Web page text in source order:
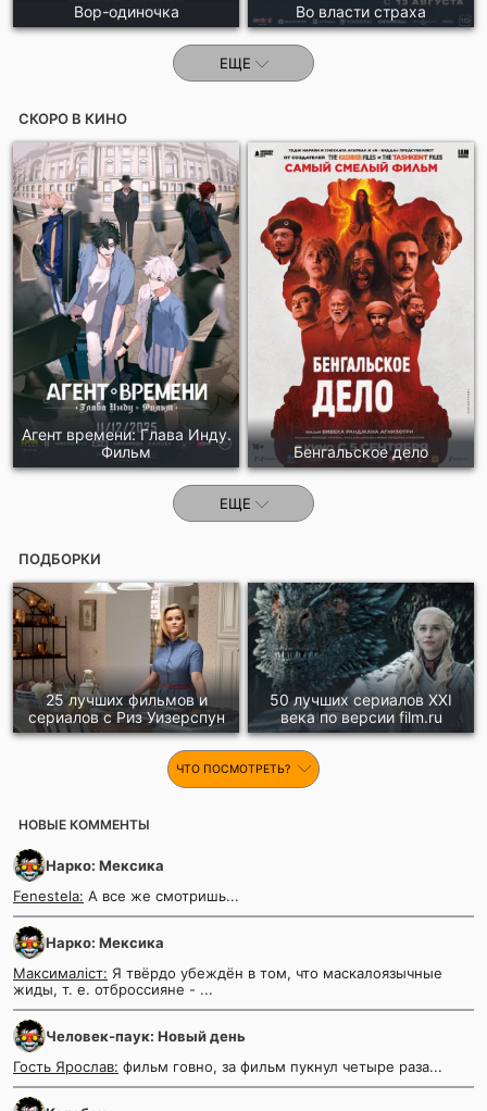
Вор-одиночка Во власти страха
ЕЩЕ
СКОРО В КИНО
Агент времени: Глава Инду.
Фильм
Бенгальское дело
ЕЩЕ
ПОДБОРКИ
25 лучших фильмов и
сериалов с Риз Уизерспун
50 лучших сериалов XXI
века по версии film.ru
ЧТО ПОСМОТРЕТЬ?
НОВЫЕ КОММЕНТЫ
Нарко: Мексика
Fenestela: А все же смотришь...
Нарко: Мексика
Максималіст: Я твёрдо убеждён в том, что маскалоязычные
жиды, т. е. отброссияне - ...
Человек-паук: Новый день
Гость Ярослав: фильм говно, за фильм пукнул четыре раза...